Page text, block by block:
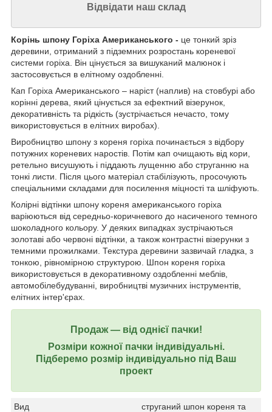
Відвідати наш склад
Корінь шпону Горіха Американського - це тонкий зріз
деревини, отриманий з підземних розростань кореневої
системи горіха. Він цінується за вишуканий малюнок і
застосовується в елітному оздобленні.
Кап Горіха Американського – наріст (наплив) на стовбурі або
корінні дерева, який цінується за ефектний візерунок,
декоративність та рідкість (зустрічається нечасто, тому
використовується в елітних виробах).
Виробництво шпону з кореня горіха починається з відбору
потужних кореневих наростів. Потім кап очищають від кори,
ретельно висушують і піддають лущенню або струганню на
тонкі листи. Після цього матеріал стабілізують, просочують
спеціальними складами для посилення міцності та шліфують.
Колірні відтінки шпону кореня американського горіха
варіюються від середньо-коричневого до насиченого темного
шоколадного кольору. У деяких випадках зустрічаються
золотаві або червоні відтінки, а також контрастні візерунки з
темними прожилками. Текстура деревини зазвичай гладка, з
тонкою, рівномірною структурою. Шпон кореня горіха
використовується в декоративному оздобленні меблів,
автомобілебудуванні, виробництві музичних інструментів,
елітних інтер'єрах.
Продаж ― від однієї пачки!
Розміри кожної пачки індивідуальні.
Підберемо розмір індивідуально під Ваш
проект
Вид
струганий шпон кореня та